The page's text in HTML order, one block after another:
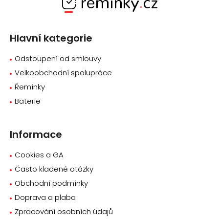
Hlavní kategorie
Odstoupení od smlouvy
Velkoobchodní spolupráce
Řemínky
Baterie
Informace
Cookies a GA
Často kladené otázky
Obchodní podmínky
Doprava a plaba
Zpracování osobních údajů